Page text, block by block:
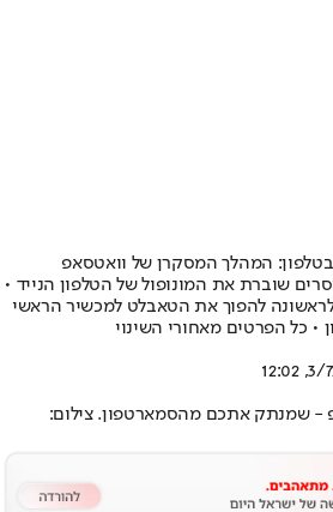
בטלפון: המהלך המסקרן של וואטסאפ
שוברת את המונופול של הטלפון הנייד •
להפוך את הטאבלט למכשיר הראשי
כל הפרטים מאחורי השינוי
3/7/
- שמנתק אתכם מהסמארטפון. צילום: